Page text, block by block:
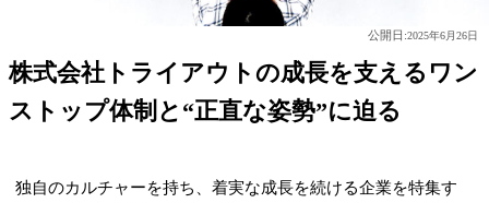
公開日:2025年6月26日
株式会社トライアウトの成長を支えるワン
ストップ体制と“正直な姿勢”に迫る
独自のカルチャーを持ち、着実な成長を続ける企業を特集す